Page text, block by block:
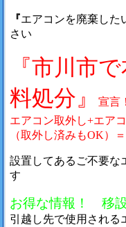
『エアコンを廃棄し
さい
『市川市
料処分』宣言
エアコン取外し+エア
（取外し済みもOK）
設置してあるご不要な
す
お得な情報！ 移
引越し先で使用され